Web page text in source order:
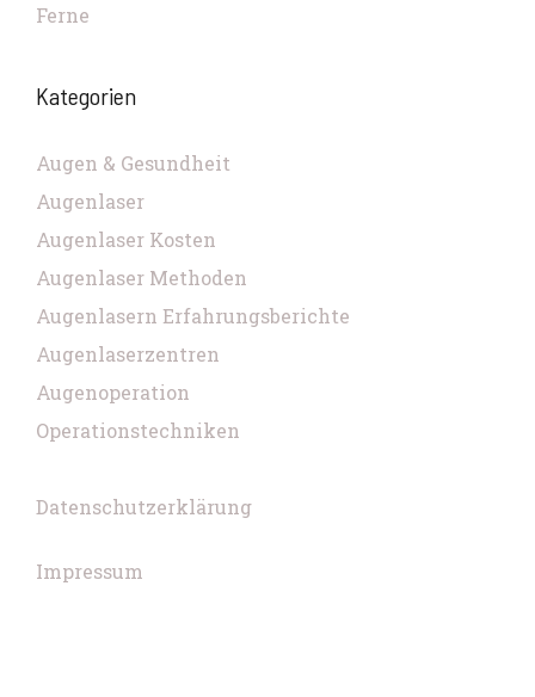
Ferne
Kategorien
Augen & Gesundheit
Augenlaser
Augenlaser Kosten
Augenlaser Methoden
Augenlasern Erfahrungsberichte
Augenlaserzentren
Augenoperation
Operationstechniken
Datenschutzerklärung
Impressum